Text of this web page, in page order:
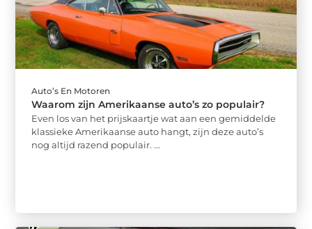
Auto’s En Motoren
Waarom zijn Amerikaanse auto’s zo populair?
Even los van het prijskaartje wat aan een gemiddelde
klassieke Amerikaanse auto hangt, zijn deze auto’s
nog altijd razend populair. ...